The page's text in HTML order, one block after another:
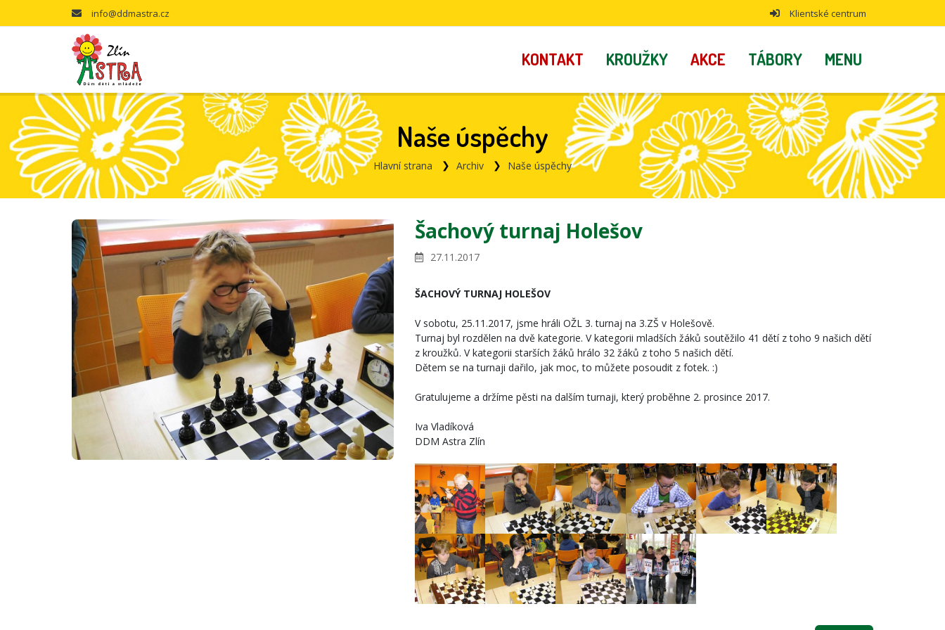
info@ddmastra.cz Klientské centrum
KONTAKT KROUŽKY AKCE TÁBORY MENU
Naše úspěchy
Hlavní strana Archiv Naše úspěchy
Šachový turnaj Holešov
27.11.2017
ŠACHOVÝ TURNAJ HOLEŠOV
V sobotu, 25.11.2017, jsme hráli OŽL 3. turnaj na 3.ZŠ v Holešově.
Turnaj byl rozdělen na dvě kategorie. V kategorii mladších žáků soutěžilo 41 dětí z toho 9 našich dětí
z kroužků. V kategorii starších žáků hrálo 32 žáků z toho 5 našich dětí.
Dětem se na turnaji dařilo, jak moc, to můžete posoudit z fotek. :)
Gratulujeme a držíme pěsti na dalším turnaji, který proběhne 2. prosince 2017.
Iva Vladíková
DDM Astra Zlín